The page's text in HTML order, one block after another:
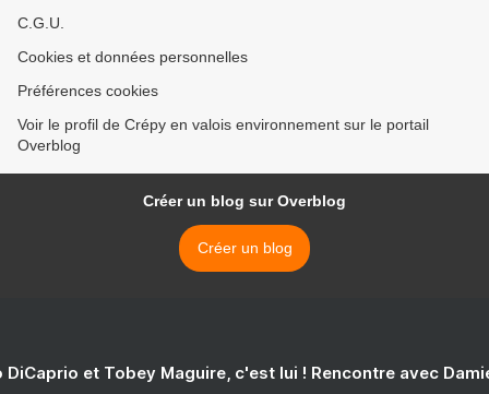
C.G.U.
Cookies et données personnelles
Préférences cookies
Voir le profil de Crépy en valois environnement sur le portail
Overblog
Créer un blog sur Overblog
Créer un blog
DiCaprio et Tobey Maguire, c'est lui ! Rencontre avec